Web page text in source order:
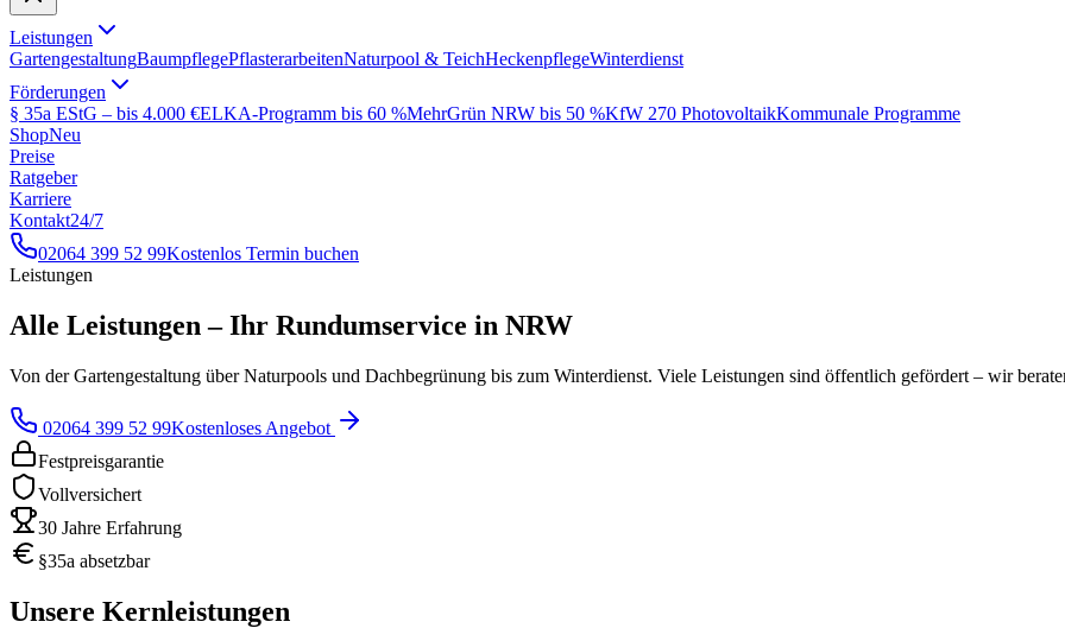
Leistungen
GartengestaltungBaumpflegePflasterarbeitenNaturpool & TeichHeckenpflegeWinterdienst
Förderungen
§ 35a EStG – bis 4.000 €ELKA-Programm bis 60 %MehrGrün NRW bis 50 %KfW 270 PhotovoltaikKommunale Programme
ShopNeu
Preise
Ratgeber
Karriere
Kontakt24/7
02064 399 52 99Kostenlos Termin buchen
Leistungen
Alle Leistungen – Ihr Rundumservice in NRW
Von der Gartengestaltung über Naturpools und Dachbegrünung bis zum Winterdienst. Viele Leistungen sind öffentlich gefördert – wir
02064 399 52 99Kostenloses Angebot
Festpreisgarantie
Vollversichert
30 Jahre Erfahrung
§35a absetzbar
Unsere Kernleistungen